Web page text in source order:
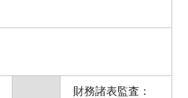
財務諸表監査：